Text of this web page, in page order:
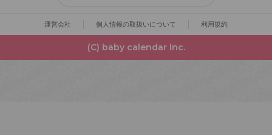
運営会社 個人情報の取扱いについて 利用規約
(C) baby calendar Inc.